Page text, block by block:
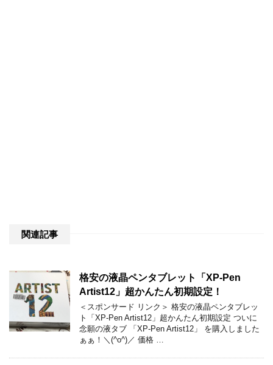
関連記事
格安の液晶ペンタブレット「XP-Pen
Artist12」超かんたん初期設定！
＜スポンサード リンク＞ 格安の液晶ペンタブレッ
ト「XP-Pen Artist12」超かんたん初期設定 ついに
念願の液タブ 「XP-Pen Artist12」 を購入しました
ぁぁ！＼(^o^)／ 価格 …